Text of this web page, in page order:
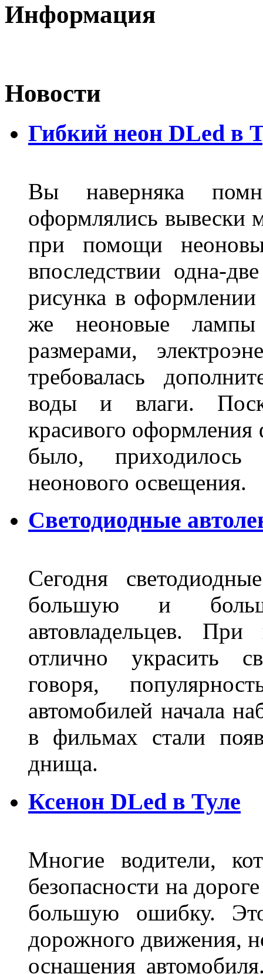
Информация
Новости
Гибкий неон DLed в
Вы наверняка
оформлялись вывески
при помощи
впоследствии одна-
рисунка в оформлении
же неоновые лампы
размерами,
требовалась
воды и влаги.
красивого
было,
неонового
Светодиодные
Сегодня
большую и
автовладельцев.
отлично украсить
говоря,
автомобилей начала
в фильмах стали
днища.
Ксенон DLed в Туле
Многие водители,
безопасности на
большую ошибку.
дорожного движения,
оснащения